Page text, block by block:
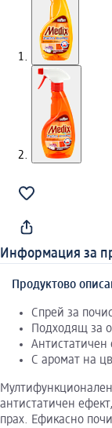
Информация за
Продуктово
Спрей за
Подходящ за
Антистатичен
С аромат на
антистатичен
прах. Ефикасно